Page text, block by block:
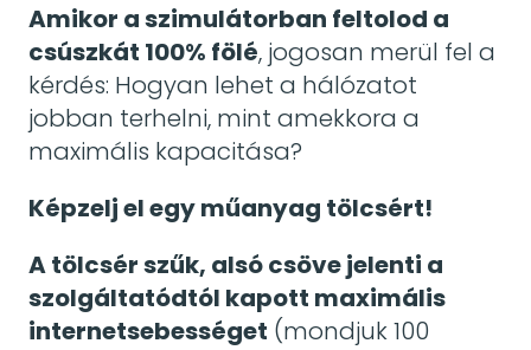
Amikor a szimulátorban feltolod a
csúszkát 100% fölé, jogosan merül fel a
kérdés: Hogyan lehet a hálózatot
jobban terhelni, mint amekkora a
maximális kapacitása?
Képzelj el egy műanyag tölcsért!
A tölcsér szűk, alsó csöve jelenti a
szolgáltatódtól kapott maximális
internetsebességet (mondjuk 100